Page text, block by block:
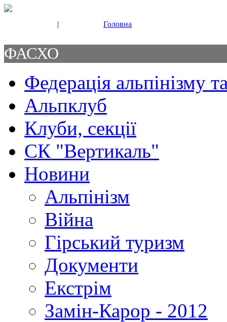
| Головна
ФАСХО
Федерація альпінізму
Альпклуб
Клуби, секції
СК "Вертикаль"
Новини
Альпінізм
Війна
Гірський туризм
Документи
Екстрім
Замін-Карор - 2012